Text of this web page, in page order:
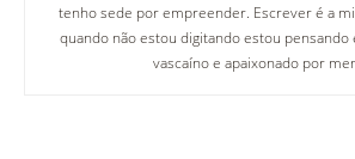
tenho sede por empreender. Escrever é a
quando não estou digitando estou pensando
vascaíno e apaixonado por